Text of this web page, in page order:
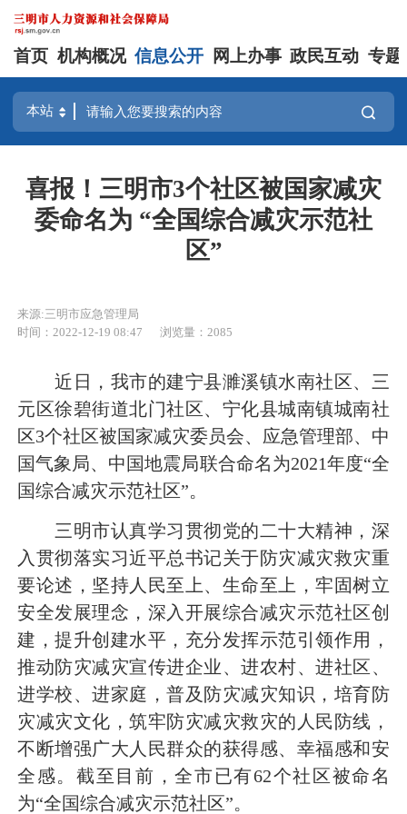
首页 机构概况 信息公开 网上办事 政民互动 专题
喜报！三明市3个社区被国家减灾
委命名为 “全国综合减灾示范社
区”
来源:三明市应急管理局
时间：2022-12-19 08:47
浏览量：2085
近日，我市的建宁县濉溪镇水南社区、三
元区徐碧街道北门社区、宁化县城南镇城南社
区3个社区被国家减灾委员会、应急管理部、中
国气象局、中国地震局联合命名为2021年度“全
国综合减灾示范社区”。
三明市认真学习贯彻党的二十大精神，深
入贯彻落实习近平总书记关于防灾减灾救灾重
要论述，坚持人民至上、生命至上，牢固树立
安全发展理念，深入开展综合减灾示范社区创
建，提升创建水平，充分发挥示范引领作用，
推动防灾减灾宣传进企业、进农村、进社区、
进学校、进家庭，普及防灾减灾知识，培育防
灾减灾文化，筑牢防灾减灾救灾的人民防线，
不断增强广大人民群众的获得感、幸福感和安
全感。截至目前，全市已有62个社区被命名
为“全国综合减灾示范社区”。